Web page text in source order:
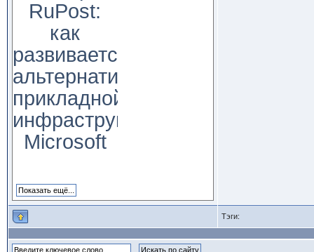
RuPost:
как
развивается
альтернатива
прикладной
инфраструктуре
Microsoft
Тэги: